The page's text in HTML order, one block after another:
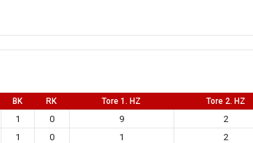
BK RK Tore 1. HZ Tore 2. HZ
1 0 9 2
1 0 1 2